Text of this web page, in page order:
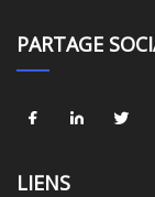
PARTAGE
LIENS